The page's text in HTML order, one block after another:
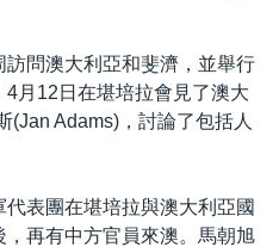
問澳大利亞和斐濟，並舉行
月12日在堪培拉會見了澳大
(Jan Adams)，討論了包括人
表團在堪培拉與澳大利亞國
再有中方官員來澳。馬朝旭